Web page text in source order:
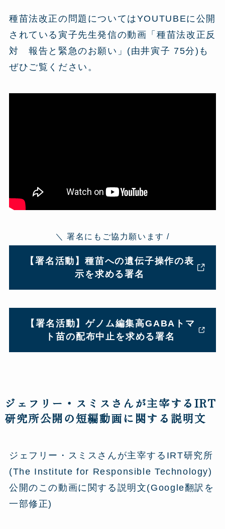
種苗法改正の問題についてはYOUTUBEに公開
されている寅子先生発信の動画「種苗法改正反
対 報告と緊急のお願い」(由井寅子 75分)も
ぜひご覧ください。
＼ 署名にもご協力願います /
【署名活動】種苗への遺伝子操作の表
示を求める署名
【署名活動】ゲノム編集高GABAトマ
ト苗の配布中止を求める署名
ジェフリー・スミスさんが主宰するIRT
研究所公開の短編動画に関する説明文
ジェフリー・スミスさんが主宰するIRT研究所
(The Institute for Responsible Technology)
公開のこの動画に関する説明文(Google翻訳を
一部修正)